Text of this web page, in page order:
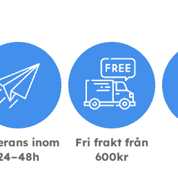
inom
Fri frakt från
600kr